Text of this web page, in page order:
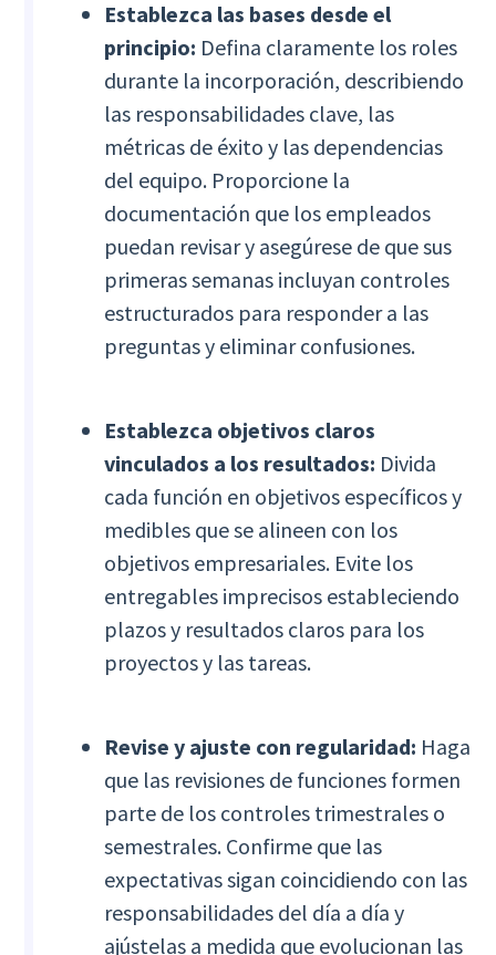
Establezca las bases desde el
principio: Defina claramente los roles
durante la incorporación, describiendo
las responsabilidades clave, las
métricas de éxito y las dependencias
del equipo. Proporcione la
documentación que los empleados
puedan revisar y asegúrese de que sus
primeras semanas incluyan controles
estructurados para responder a las
preguntas y eliminar confusiones.
Establezca objetivos claros
vinculados a los resultados: Divida
cada función en objetivos específicos y
medibles que se alineen con los
objetivos empresariales. Evite los
entregables imprecisos estableciendo
plazos y resultados claros para los
proyectos y las tareas.
Revise y ajuste con regularidad: Haga
que las revisiones de funciones formen
parte de los controles trimestrales o
semestrales. Confirme que las
expectativas sigan coincidiendo con las
responsabilidades del día a día y
ajústelas a medida que evolucionan las